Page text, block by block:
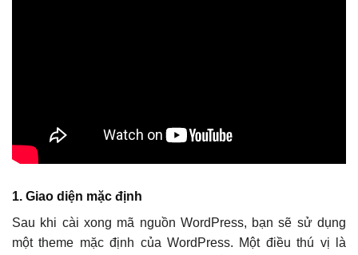
1. Giao diện mặc định
Sau khi cài xong mã nguồn WordPress, bạn sẽ sử dụng
một theme mặc định của WordPress. Một điều thú vị là